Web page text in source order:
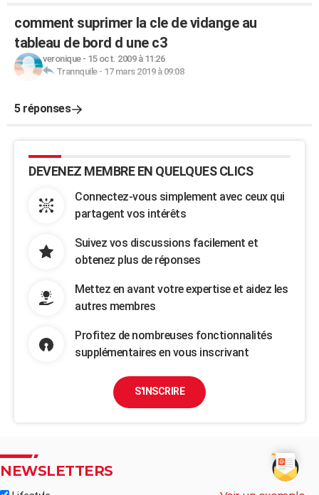
comment suprimer la cle de vidange au
tableau de bord d une c3
veronique- 15 oct. 2009 à 11:26
Trannquile- 17 mars 2019 à 09:08
5 réponses
DEVENEZ MEMBRE EN QUELQUES CLICS
Connectez-vous simplement avec ceux qui
partagent vos intérêts
Suivez vos discussions facilement et
obtenez plus de réponses
Mettez en avant votre expertise et aidez les
autres membres
Profitez de nombreuses fonctionnalités
supplémentaires en vous inscrivant
S'INSCRIRE
NEWSLETTERS